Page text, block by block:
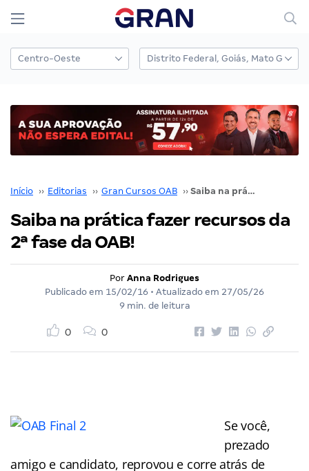
Início ›› Editorias ›› Gran Cursos OAB ›› Saiba na prática fazer recursos da 2ª fase da OAB!
Saiba na prática fazer recursos da
2ª fase da OAB!
Por Anna Rodrigues
Publicado em 15/02/16 • Atualizado em 27/05/26
9 min. de leitura
0 0
Se você,
prezado
amigo e candidato, reprovou e corre atrás de